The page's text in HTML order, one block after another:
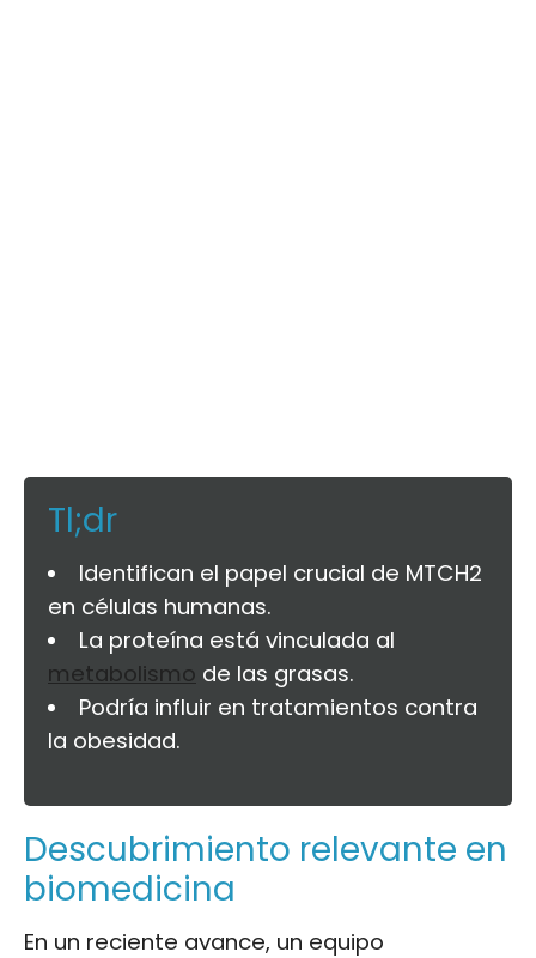
Tl;dr
Identifican el papel crucial de MTCH2
en células humanas.
La proteína está vinculada al
metabolismo de las grasas.
Podría influir en tratamientos contra
la obesidad.
Descubrimiento relevante en
biomedicina
En un reciente avance, un equipo